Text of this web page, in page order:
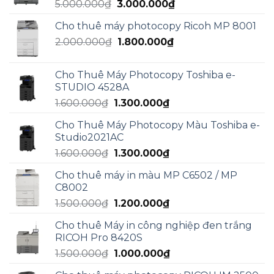
3.000.000₫.
5.000.000₫ Giá
là:
5.000.000₫.
3.000.000₫Giá
tại
Cho thuê máy photocopy Ricoh MP 8001
2.000.000₫ Giá
2.000.000₫.
1.800.000₫Giá
là:
Cho Thuê Máy Photocopy Toshiba e-
STUDIO 4528A
1.600.000₫ Giá
là:
1.600.000₫.
1.300.000₫Giá
tại
1.300.000₫.
Cho Thuê Máy Photocopy Màu Toshiba e-
Studio2021AC
1.600.000₫ Giá
là:
1.300.000₫Giá
tại
1.300.000₫.
Cho thuê máy in màu MP C6502 / MP
C8002
1.500.000₫ Giá
là:
1.500.000₫.
1.200.000₫Giá
tại
1.200.000₫.
Cho thuê Máy in công nghiệp đen trắng
RICOH Pro 8420S
1.500.000₫ Giá
1.000.000₫Giá